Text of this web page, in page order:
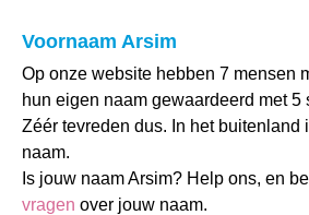
Voornaam Arsim
Op onze website hebben 7 mensen
hun eigen naam gewaardeerd met 5
Zéér tevreden dus. In het buitenland
naam.
Is jouw naam Arsim? Help ons, en
vragen over jouw naam.